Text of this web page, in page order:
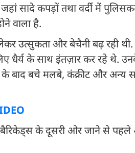
सादे कपड़ों तथा वर्दी में
वाला है.
उत्सुकता और बेचैनी बढ़ रही
धैर्य के साथ इंतज़ार कर रहे थे.
के बाद बचे मलबे, कंक्रीट और अन्य
बैरिकेड्स के दूसरी ओर जाने से